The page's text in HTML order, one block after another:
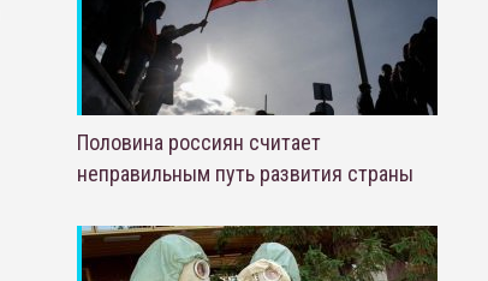
Половина россиян считает
неправильным путь развития страны